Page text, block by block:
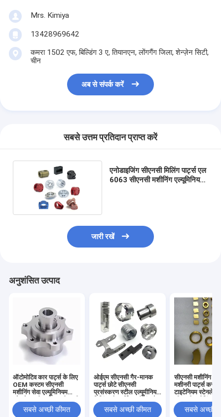
Mrs. Kimiya
13428969642
कमरा 1502 एफ, बिल्डिंग 3 ए, तियानएन, लोंगगैंग जिला, शेन्ज़ेन सिटी,
चीन
अब से संपर्क करें
सबसे उत्तम प्रतिदान प्राप्त करें
एनोडाइजिंग सीएनसी मिलिंग पार्ट्स एल
6063 सीएनसी मशीनिंग एल्यूमिनियम
जारी रखें
अनुशंसित उत्पाद
ऑटोमोटिव कार पार्ट्स के लिए
OEM कस्टम सीएनसी
मशीनिंग सेवा एल्यूमिनियम
मिलिंग मशीन वाले पार्ट्स
सबसे अच्छी कीमत
ओईएम सीएनसी गैर-मानक
पार्ट्स छोटे सीएनसी
प्रसंस्करण स्टील एल्यूमीनियम
सबसे अच्छी कीमत
सीएनसी मशीनिंग
मशीनरी पार्ट्स
टाइटेनियम स्टेनलेस
सेवा
सबसे अच्छी